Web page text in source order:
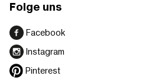
Folge uns
Facebook
Instagram
Pinterest